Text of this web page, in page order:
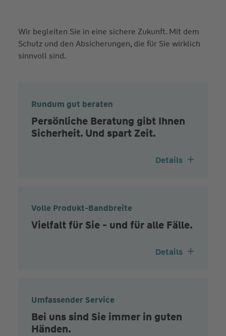
Wir begleiten Sie in eine sichere Zukunft. Mit dem
Schutz und den Absicherungen, die für Sie wirklich
sinnvoll sind.
Rundum gut beraten
Persönliche Beratung gibt Ihnen
Sicherheit. Und spart Zeit.
Details
Volle Produkt-Bandbreite
Vielfalt für Sie - und für alle Fälle.
Details
Umfassender Service
Bei uns sind Sie immer in guten
Händen.